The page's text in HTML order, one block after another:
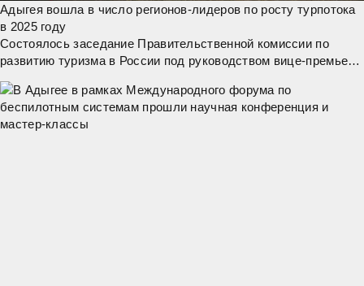
Адыгея вошла в число регионов-лидеров по росту турпотока
в 2025 году
Состоялось заседание Правительственной комиссии по
развитию туризма в России под руководством вице-премьера
что туристическая отрасль в стране